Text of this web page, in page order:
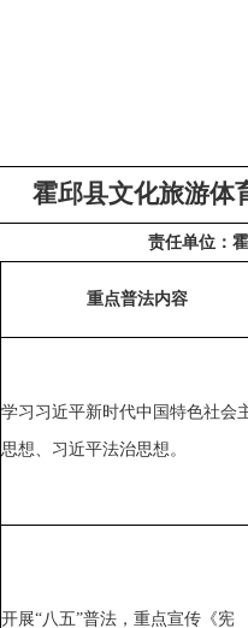
霍邱县文化旅游体
责任单位：
重点普法内容
学习习近平新时代中国特色社会
思想、习近平法治思想。
开展“八五”普法，重点宣传《宪